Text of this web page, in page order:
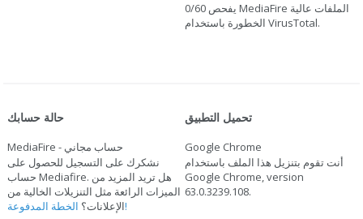
0/60
الخطورة باستخدام VirusTotal.
حالة حسابك
MediaFire - حساب مجاني
نشكرك على التسجيل للحصول على
حساب Mediafire. هل تريد المزيد من
الميزات الرائعة مثل التنزيلات الخالية من
الإعلانات؟الخطة المدفوعة!
تحميل التطبيق
Google Chrome
أنت تقوم بتنزيل هذا الملف باستخدام
Google Chrome, version
63.0.3239.108.